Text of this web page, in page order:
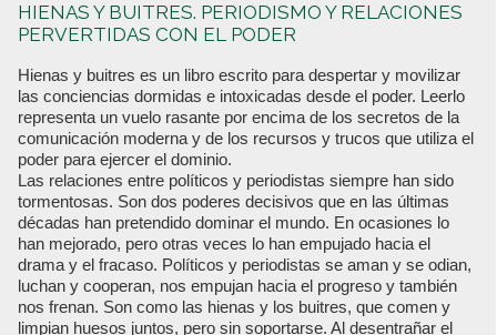
HIENAS Y BUITRES. PERIODISMO Y RELACIONES
PERVERTIDAS CON EL PODER
Hienas y buitres es un libro escrito para despertar y movilizar
las conciencias dormidas e intoxicadas desde el poder. Leerlo
representa un vuelo rasante por encima de los secretos de la
comunicación moderna y de los recursos y trucos que utiliza el
poder para ejercer el dominio.
Las relaciones entre políticos y periodistas siempre han sido
tormentosas. Son dos poderes decisivos que en las últimas
décadas han pretendido dominar el mundo. En ocasiones lo
han mejorado, pero otras veces lo han empujado hacia el
drama y el fracaso. Políticos y periodistas se aman y se odian,
luchan y cooperan, nos empujan hacia el progreso y también
nos frenan. Son como las hienas y los buitres, que comen y
limpian huesos juntos, pero sin soportarse. Al desentrañar el